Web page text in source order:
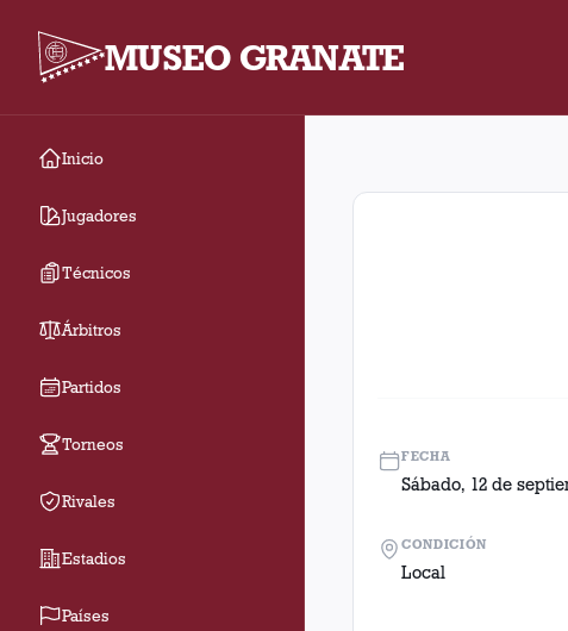
MUSEO GRANATE
Inicio
Jugadores
Técnicos
Árbitros
Partidos
Torneos
Rivales
Estadios
Países
Fecha 7. Partido entre
FECHA
Sábado, 12 de
CONDICIÓN
Local